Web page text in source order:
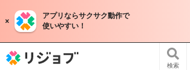
アプリならサクサク動作で
使いやすい！
検索